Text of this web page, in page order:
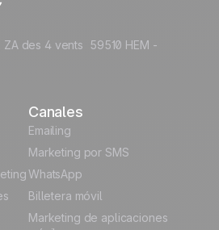
ZA des 4 vents 59510 HEM -
Canales
Emailing
Marketing por SMS
WhatsApp
Billetera móvil
Marketing de aplicaciones